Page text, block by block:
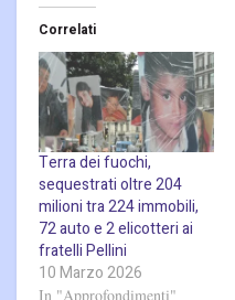
Correlati
Terra dei fuochi,
sequestrati oltre 204
milioni tra 224 immobili,
72 auto e 2 elicotteri ai
fratelli Pellini
10 Marzo 2026
In "Approfondimenti"